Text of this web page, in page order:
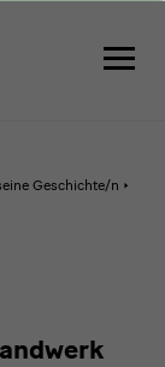
Geschichte/n